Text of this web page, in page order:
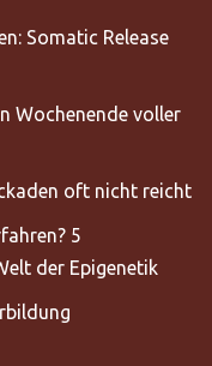
Somatic Release
Wochenende voller
oft nicht reicht
5
der Epigenetik